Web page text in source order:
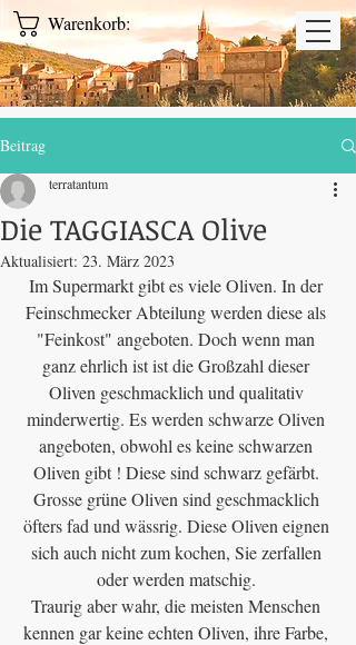
Warenkorb:
Beitrag
Die TAGGIASCA Olive
terratantum
Aktualisiert: 23. März 2023
Im Supermarkt gibt es viele Oliven. In der
Feinschmecker Abteilung werden diese als
"Feinkost" angeboten. Doch wenn man
ganz ehrlich ist ist die Großzahl dieser
Oliven geschmacklich und qualitativ
minderwertig. Es werden schwarze Oliven
angeboten, obwohl es keine schwarzen
Oliven gibt ! Diese sind schwarz gefärbt.
Grosse grüne Oliven sind geschmacklich
öfters fad und wässrig. Diese Oliven eignen
sich auch nicht zum kochen, Sie zerfallen
oder werden matschig.
Traurig aber wahr, die meisten Menschen
kennen gar keine echten Oliven, ihre Farbe,